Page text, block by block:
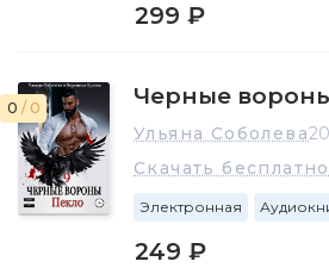
299 ₽
0 / 0 Черные
Ульяна Соболева
Скачать бесплатно
Электронная
249 ₽